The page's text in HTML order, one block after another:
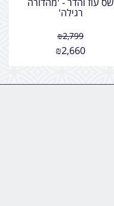
רגילה'
₪2,799
₪2,660